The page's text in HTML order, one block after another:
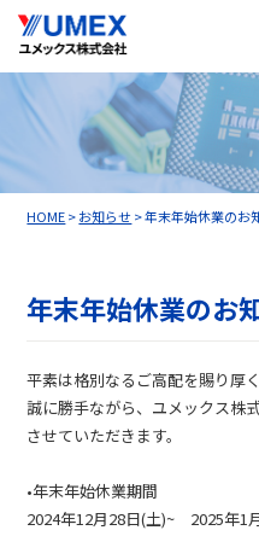
HOME>お知らせ>年末年始休業のお
年末年始休業のお
平素は格別なるご高配を賜り厚
誠に勝手ながら、ユメックス株
させていただきます。
•年末年始休業期間
2024年12月28日(土)~ 2025年1